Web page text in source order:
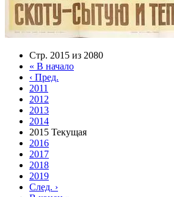
Стр. 2015 из 2080
« В начало
‹ Пред.
2011
2012
2013
2014
2015 Текущая
2016
2017
2018
2019
След. ›